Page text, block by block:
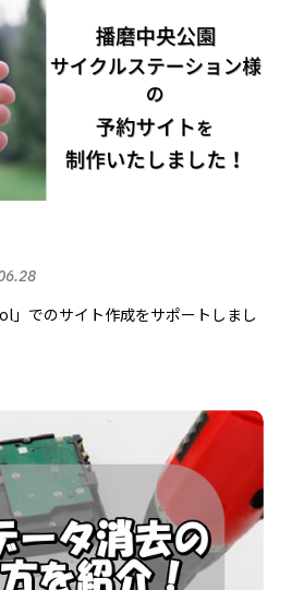
」でのサイト作成をサポートしまし